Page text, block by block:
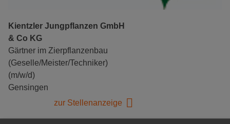
Kientzler Jungpflanzen GmbH
& Co KG
Gärtner im Zierpflanzenbau
(Geselle/Meister/Techniker)
(m/w/d)
Gensingen
zur Stellenanzeige